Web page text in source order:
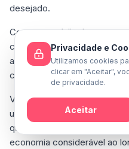
desejado.
Com uma média de
cerca de 5 horas de
avaliar as opções que
consumo de água possível.
Vale a pena pesquisar sobre
utilizam menos água e
qualidade da limpeza. Fazer
economia considerável ao
Privacidade e
Utilizamos cookies
clicar em "Aceitar",
de privacidade.
Aceitar